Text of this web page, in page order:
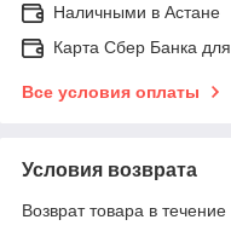
Наличными в Астане
Карта Сбер Банка
Все условия оплаты
Условия возврата
Возврат товара в